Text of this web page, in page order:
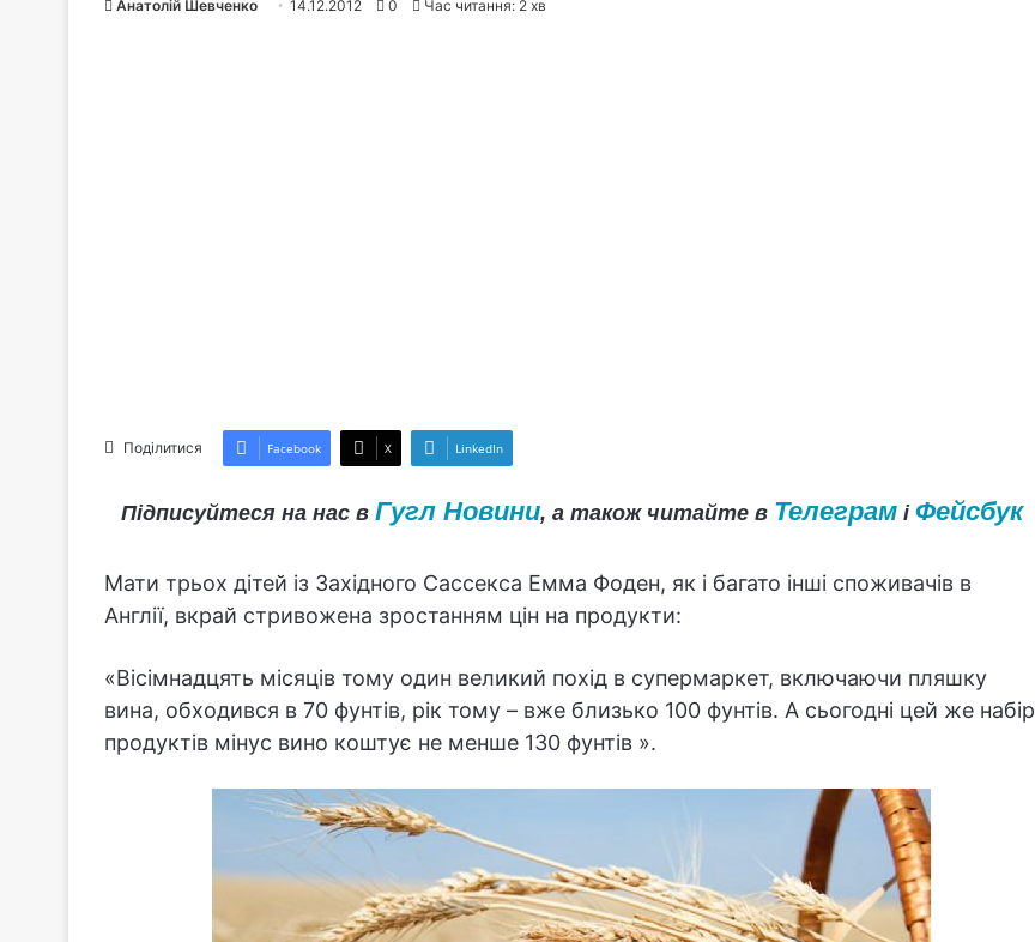
Анатолій Шевченко 14.12.2012 0 Час читання: 2 хв
Поділитися Facebook X LinkedIn
Підписуйтеся на нас в Гугл Новини, а також читайте в Телеграмі Фейсбук
Мати трьох дітей із Західного Сассекса Емма Фоден, як і багато інші споживачів в
Англії, вкрай стривожена зростанням цін на продукти:
«Вісімнадцять місяців тому один великий похід в супермаркет, включаючи пляшку
вина, обходився в 70 фунтів, рік тому – вже близько 100 фунтів. А сьогодні цей же набір
продуктів мінус вино коштує не менше 130 фунтів ».